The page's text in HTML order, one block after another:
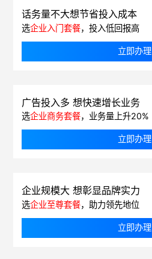
话务量不大想节省投入成本
选企业入门套餐，投入低回报高
立即办理
广告投入多 想快速增长业务
选企业商务套餐，业务量上升20%
立即办理
企业规模大 想彰显品牌实力
选企业至尊套餐，助力领先地位
立即办理